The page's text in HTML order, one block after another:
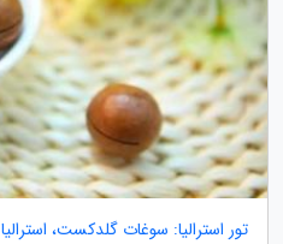
تور استرالیا: سوغات گلدکست، استرالیا